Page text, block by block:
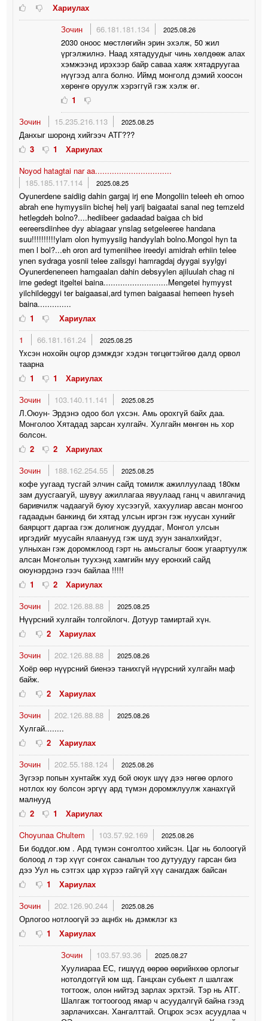
Хариулах
Зочин
66.181.181.134 2025.08.26
2030 оноос мөстлөгийн эрин эхэлж, 50 жил
үргэлжилнэ. Наад хятадуудыг чинь хөлдөөж алах
хэмжээнд ирэхээр байр саваа хаяж хятадруугаа
нүүгээд алга болно. Иймд монголд дэмий хоосон
хөрөнгө оруулж хэрэггүй гэж хэлж өг.
1
Зочин
15.235.216.113 2025.08.25
Данхыг шоронд хийгээч АТГ???
3
1
Хариулах
Noyod hatagtai nar aa................................
185.185.117.114
2025.08.25
Oyunerdene saidiig dahin gargaj irj ene Mongoliin teleeh eh ornoo
abrah ene hymyysiin bichej helj yarij baigaatai sanal neg temzeld
hetlegdeh bolno?....hediibeer gadaadad baigaa ch bid
eereersdiinhee dyy abiagaar ynslag setgeleeree handana
suu!!!!!!!!!!ylam olon hymyysiig handyylah bolno.Mongol hyn ta
men l bol?...eh oron ard tymeniihee ireedyi amidrah erhiin telee
ynen sydraga yosnii telee zailsgyi hamragdaj dyygai syylgyi
Oyunerdeneneen hamgaalan dahin debsyylen ajiluulah chag ni
irne gedegt itgeltei baina...........................Mengetei hymyyst
yilchildeggyi ter baigaasai,ard tymen baigaasai hemeen hyseh
baina..............
1
Хариулах
1
66.181.161.24 2025.08.25
Үхсэн нохойн оцгор дэмждэг хэдэн төгцөгтэйгөө далд орвол
таарна
1
1
Хариулах
Зочин
103.140.11.141 2025.08.25
Л.Оюун- Эрдэнэ одоо бол үхсэн. Амь орохгүй байх даа.
Монголоо Хятадад зарсан хулгайч. Хулгайн мөнгөн нь хор
болсон.
2
2
Хариулах
Зочин
188.162.254.55 2025.08.25
кофе уугаад тусгай элчин сайд томилж ажиллуулаад 180км
зам дуусгаагуй, шувуу ажиллагаа явуулаад ганц ч авилгачид
баривчилж чадаагуй буюу хусээгуй, хахуулиар авсан монгоо
гадаадын банкинд би хятад улсын иргэн гэж нуусан хунийг
баярцогт даргаа гэж долигнож дууддаг, Монгол улсын
иргэдийг муусайн ялаанууд гэж шуд зуун заналхийдэг,
улныхан гэж доромжлоод гэрт нь амьсгалыг боож угаартуулж
алсан Монголын туухэнд хамгийн муу еронхий сайд
оюунэрдэнэ гээч байлаа !!!!!
1
2
Хариулах
Зочин
202.126.88.88 2025.08.25
Нүүрсний хулгайн толгойлогч. Дотуур тамиртай хүн.
2
Хариулах
Зочин
202.126.88.88 2025.08.26
Хоёр өөр нүүрсний биенээ танихгүй нүүрсний хулгайн маф
байж.
2
Хариулах
Зочин
202.126.88.88 2025.08.26
Хулгай........
2
Хариулах
Зочин
202.55.188.124 2025.08.26
Зүгээр попын хунтайж худ бой оюук шүү дээ нөгөө орлого
нотлох юу болсон эргүү ард түмэн доромжлуулж ханахгүй
малнууд
2
1
Хариулах
Choyunaa Chultem
103.57.92.169 2025.08.26
Би боддог.юм . Ард түмэн сонголтоо хийсэн. Цаг нь болоогүй
болоод л тэр хүүг сонгох саналын тоо дутуудуу гарсан биз
дээ Уул нь сэтгэх цар хүрээ гайгүй хүү санагдаж байсан
1
Хариулах
Зочин
202.126.90.244 2025.08.26
Орлогоо нотлоогүй ээ ацнбх нь дэмжлэг кз
1
Хариулах
Зочин
103.57.93.36 2025.08.27
Хуулиараа ЕС, гишүүд өөрөө өөрийнхөө орлогыг
нотолдоггүй юм шд. Ганцхан субьект л шалгаж
тогтоож, олон нийтэд зарлах эрхтэй. Тэр нь АТГ.
Шалгаж тогтоогоод ямар ч асуудалгүй байна гээд
зарлачихсан. Хангалттай. Огцрох эсэх асуудлаа ч